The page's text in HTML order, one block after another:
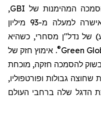
המהימנות של GBI
,
אישרה למעלה מ-93 מיליון
של נדל"ן מסחרי, כשהיא
Green
®. אימוץ חזק של
להסמכה חזקה, מוכחת
גבולות ופורטפוליו,
הדגל שלה ברחבי העולם